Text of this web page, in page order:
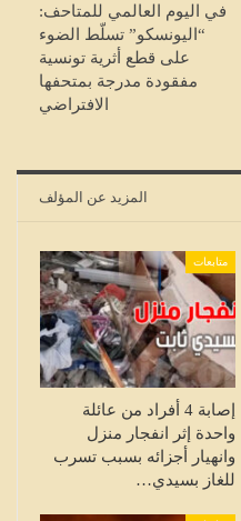
في اليوم العالمي للمتاحف:
“اليونسكو” تسلّط الضوء
على قطع أثرية تونسية
مفقودة مدرجة بمتحفها
الافتراضي
المزيد عن المؤلف
متابعات
إصابة 4 أفراد من عائلة
واحدة إثر انفجار منزل
وانهيار أجزائه بسبب تسرب
للغاز بسيدي…